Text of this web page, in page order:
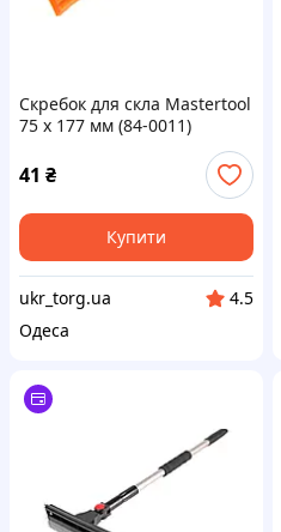
Скребок для скла Mastertool
75 x 177 мм (84-0011)
41 ₴
Купити
ukr_torg.ua
4.5
Одеса